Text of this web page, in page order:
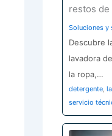
restos
Soluciones y
Descubre
lavadora
la ropa,…
detergente,
servicio